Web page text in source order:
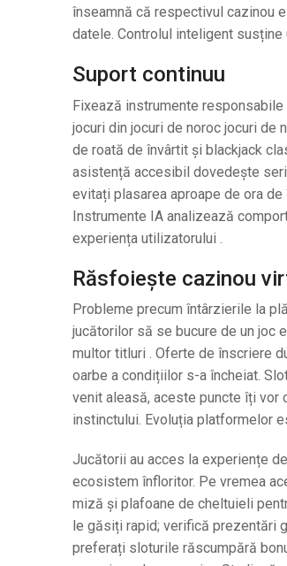
înseamnă că respectivul cazinou
datele. Controlul inteligent susține
Suport continuu
Fixează instrumente
jocuri din jocuri de noroc jocuri de
de roată de învârtit și blackjack
asistență accesibil dovedește
evitați plasarea aproape de ora
Instrumente IA analizează
experiența utilizatorului .
Răsfoiește cazinou
Probleme precum întârzierile la
jucătorilor să se bucure de un joc
multor titluri . Oferte de înscriere
oarbe a condițiilor s-a încheiat.
venit aleasă, aceste puncte îți vor
instinctului. Evoluția platformelor
Jucătorii au acces la experiențe
ecosistem înfloritor. Pe vremea
miză și plafoane de cheltuieli
le găsiți rapid; verifică prezentări
preferați sloturile răscumpără